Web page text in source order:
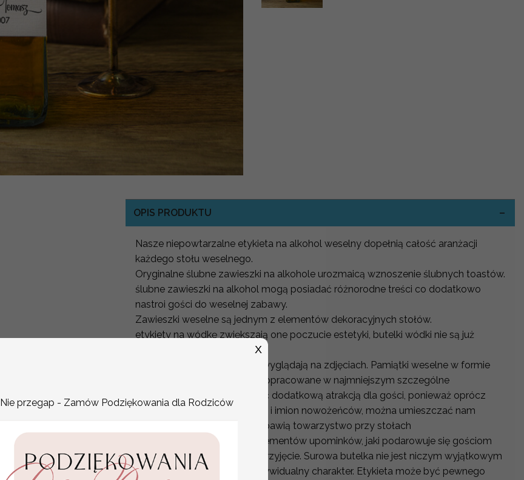
OPIS PRODUKTU
Nasze niepowtarzalne etykieta na alkohol weselny dopełnią całość aranżacji
każdego stołu weselnego.
Oryginalne ślubne zawieszki na alkohole urozmaicą wznoszenie ślubnych toastów.
ślubne zawieszki na alkohol mogą posiadać różnorodne treści co dodatkowo
nastroi gości do weselnej zabawy.
Zawieszki weselne są jednym z elementów dekoracyjnych stołów.
etykiety na wódkę zwiększają one poczucie estetyki, butelki wódki nie są już
Zawieszki weselne ciekawie wyglądają na zdjęciach. Pamiątki weselne w formie
fotografii i video będą więc dopracowane w najmniejszym szczególne
Etykiety na butelkę mogą być dodatkową atrakcją dla gości, ponieważ oprócz
informacji o dacie wydarzenia i imion nowożeńców, można umieszczać nam
zabawne wierszyki, które rozbawią towarzystwo przy stołach
Wódka weselna to jeden z elementów upominków, jaki podarowuje się gościom
weselnym, gdy opuszczają przyjęcie. Surowa butelka nie jest niczym wyjątkowym
i dobrze byłoby nadać jej indywidualny charakter. Etykieta może być pewnego
Nie przegap - Zamów Podziękowania dla Rodziców
X